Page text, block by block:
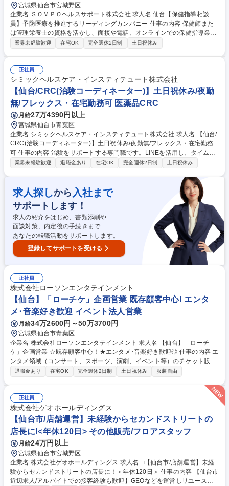
宅勤務可
宮城県仙台市宮城野区
企業名 ＳＯＭＰＯヘルスサポート株式会社 求人名 仙台【保健指導相談
員】予防医療を推進するリーディングカンパニー 仕事の内容 保健師また
は管理栄養士の資格を活かし、面接や電話、オンラインでの保健指導業務
をご担当いただきます。事業所やご自宅への訪問に加え、ICTを活用した
務 ■全国の対象者に対するオンライン面談の実施 ■ICTやメールを活用した
PC上での保健指導およびデータ入力等の事務業務 ■出張を伴う訪問業務
(宿泊を伴う場合は日当支給あり) ■その他、付随する報告書作成などの事
務作業全般 募集職種 仙台【保健指導相談員】予防医療を推進するリーデ
ィングカンパニー
業界未経験歓迎 在宅OK 完全週休2日制 土日祝休み
正社員
シミックヘルスケア・インスティテュート株式会社
【仙台/CRC(治験コーディネーター)】土日祝休み/夜勤
無/フレックス・在宅勤務可 医薬品CRC
月給27万4390円以上
宮城県仙台市青葉区
企業名 シミックヘルスケア・インスティテュート株式会社 求人名 【仙台/
CRC(治験コーディネーター)】土日祝休み/夜勤無/フレックス・在宅勤務
可 仕事の内容 治験をサポートする専門職です。LINEを活用し、タイムリ
ーにフォローができる体制があるため、未経験からでも安心です。また、
験担当医師の補助 ■院内スタッフとの調整 ■検査・投薬スケジュールの調
整 ■治験で得られるデータ管理 など ※医療行為は発生いたしません 【フ
ォロー体制】約10日の導入研修後、3ヵ月のOJTの中で徐々に業務を習得
していきます。未経験から入社し、活躍している先輩社員もたくさん在籍
しており、未経験の方も相談しやすい環境です。 募集職種 【仙台/CRC
(治験コーディネーター)】土日祝休み/夜勤無/フレックス・在宅勤務可
業界未経験歓迎 退職金あり 在宅OK 完全週休2日制 土日祝休み
求人探しから 入社まで
サポートします！
求人の紹介をはじめ、書類添削や
面談対策、内定後の手続きまで
あなたの転職活動をサポートします。
登録してサポートを受ける
正社員
株式会社ローソンエンタテインメント
【仙台】「ローチケ」企画営業 既存顧客中心! エンタ
メ･音楽好き歓迎 イベント法人営業
月給34万2600円～50万3700円
宮城県仙台市青葉区
企業名 株式会社ローソンエンタテインメント 求人名 【仙台】「ローチ
ケ」企画営業 ☆既存顧客中心！★エンタメ･音楽好き歓迎◎ 仕事の内容 エ
ンタメ領域（コンサート、スポーツ、演劇、イベント等）のチケット販売
を展開する当社にて、「ローチケ」ブランドを活用したチケットの仕入れ
内での企画・進行業務が中心。取引先からの依頼に対し、販売開始からイ
ベント終了まで責任を持って進行し、無事完了させることが営業のやりが
いです。 一方で、競合や未取引先へのアプローチを地道に積み重ねる姿勢
が求められます。既存顧客との取引が約9割を占める中で、1枚・1件でも
新規のチケットや顧客を獲得することにこだわれる方を歓迎します。 ※個
人予算・ノルマはありません。 募集職種 【仙台】「ローチケ」企画営業
☆既存顧客中心！★エンタメ･音楽好き歓迎◎
退職金あり 在宅OK 完全週休2日制 土日祝休み 服装自由
正社員
株式会社ゲオホールディングス
【仙台市/店舗運営】未経験からセカンドストリートの
店長に!<年休120日> その他販売/フロアスタッフ
月給24万円以上
宮城県仙台市宮城野区
企業名 株式会社ゲオホールディングス 求人名 □【仙台市/店舗運営】未経
験からセカンドストリートの店長に！＜年休120日＞ 仕事の内容 【仙台市
近辺求人/アルバイトでの接客経験も歓迎】GEOなどを運営しリユース業